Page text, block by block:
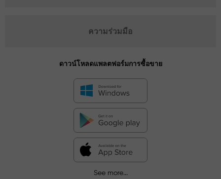
ความร่วมมือ
ดาวน์โหลดแพลตฟอร์มการซื้อขาย
See more...